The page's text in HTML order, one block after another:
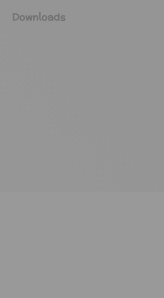
Downloads